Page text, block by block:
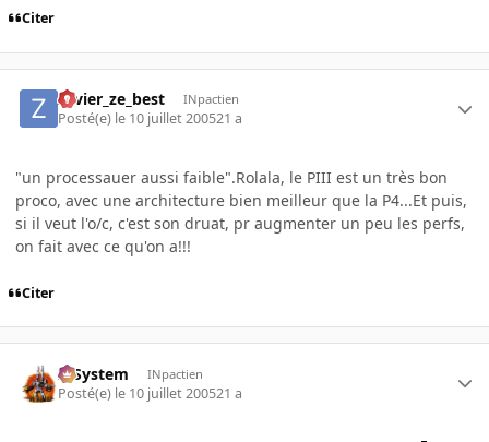
Citer
zavier_ze_best INpactien
Posté(e) le 10 juillet 200521 a
"un processauer aussi faible".Rolala, le PIII est un très bon
proco, avec une architecture bien meilleur que la P4...Et puis,
si il veut l'o/c, c'est son druat, pr augmenter un peu les perfs,
on fait avec ce qu'on a!!!
Citer
X-System INpactien
Posté(e) le 10 juillet 200521 a